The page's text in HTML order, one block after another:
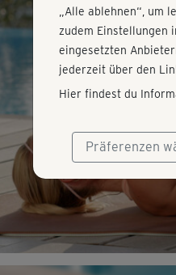
„Alle ablehnen“, um
zudem Einstellungen
eingesetzten
jederzeit über den
Hier findest du
Präferenzen